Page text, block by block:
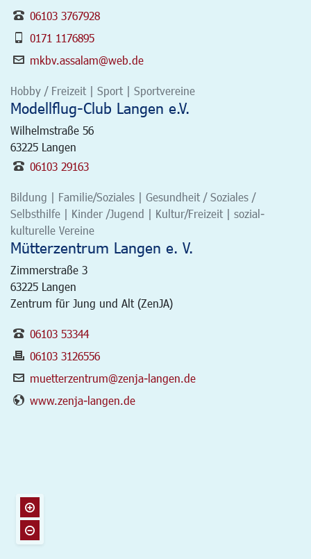
06103 3767928
0171 1176895
mkbv.assalam@web.de
Hobby / Freizeit | Sport | Sportvereine
Modellflug-Club Langen e.V.
Wilhelmstraße 56
63225 Langen
06103 29163
Bildung | Familie/Soziales | Gesundheit / Soziales /
Selbsthilfe | Kinder /Jugend | Kultur/Freizeit | sozial-
kulturelle Vereine
Mütterzentrum Langen e. V.
Zimmerstraße 3
63225 Langen
Zentrum für Jung und Alt (ZenJA)
06103 53344
06103 3126556
muetterzentrum@zenja-langen.de
www.zenja-langen.de